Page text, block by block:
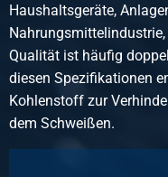
Stück pro KG
Bruttopreis
Wählen Sie
Artikelnummer
2420-0210-141
Haushaltsgeräte,
Qualität ist häufig
diesen Spezifikationen
Kohlenstoff zur
dem Schweißen.